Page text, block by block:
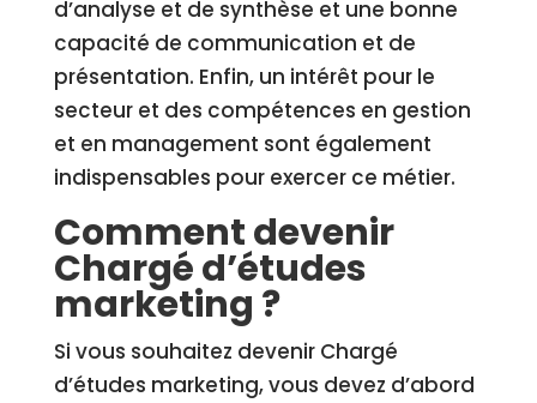
d’analyse et de synthèse et une bonne
capacité de communication et de
présentation. Enfin, un intérêt pour le
secteur et des compétences en gestion
et en management sont également
indispensables pour exercer ce métier.
Comment devenir
Chargé d’études
marketing ?
Si vous souhaitez devenir Chargé
d’études marketing, vous devez d’abord